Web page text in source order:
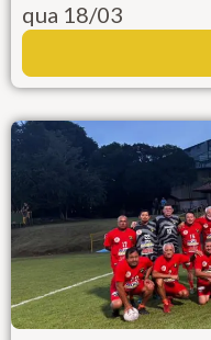
qua 18/03